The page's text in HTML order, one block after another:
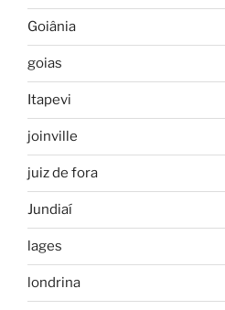
Goiânia
goias
Itapevi
joinville
juiz de fora
Jundiaí
lages
londrina